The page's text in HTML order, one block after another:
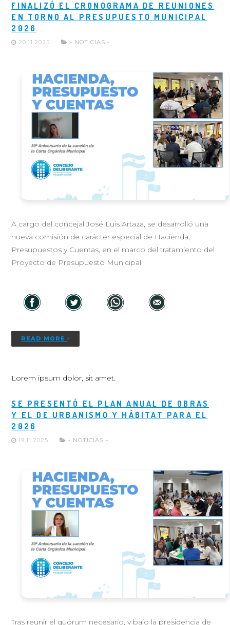
FINALIZÓ EL CRONOGRAMA DE REUNIONES
EN TORNO AL PRESUPUESTO MUNICIPAL
2026
20.11.2025 - NOTICIAS -
A cargo del concejal José Luis Artaza, se desarrolló una
nueva comisión de carácter especial de Hacienda,
Presupuestos y Cuentas, en el marco del tratamiento del
Proyecto de Presupuesto Municipal
READ MORE
Lorem ipsum dolor, sit amet.
SE PRESENTÓ EL PLAN ANUAL DE OBRAS
Y EL DE URBANISMO Y HÁBITAT PARA EL
2026
19.11.2025 - NOTICIAS -
Tras reunir el quórum necesario, y bajo la presidencia de